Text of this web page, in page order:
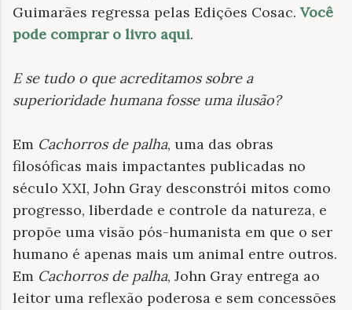
Guimarães regressa pelas Edições Cosac. Você
pode comprar o livro aqui.
E se tudo o que acreditamos sobre a
superioridade humana fosse uma ilusão?
Em Cachorros de palha, uma das obras
filosóficas mais impactantes publicadas no
século XXI, John Gray desconstrói mitos como
progresso, liberdade e controle da natureza, e
propõe uma visão pós-humanista em que o ser
humano é apenas mais um animal entre outros.
Em Cachorros de palha, John Gray entrega ao
leitor uma reflexão poderosa e sem concessões